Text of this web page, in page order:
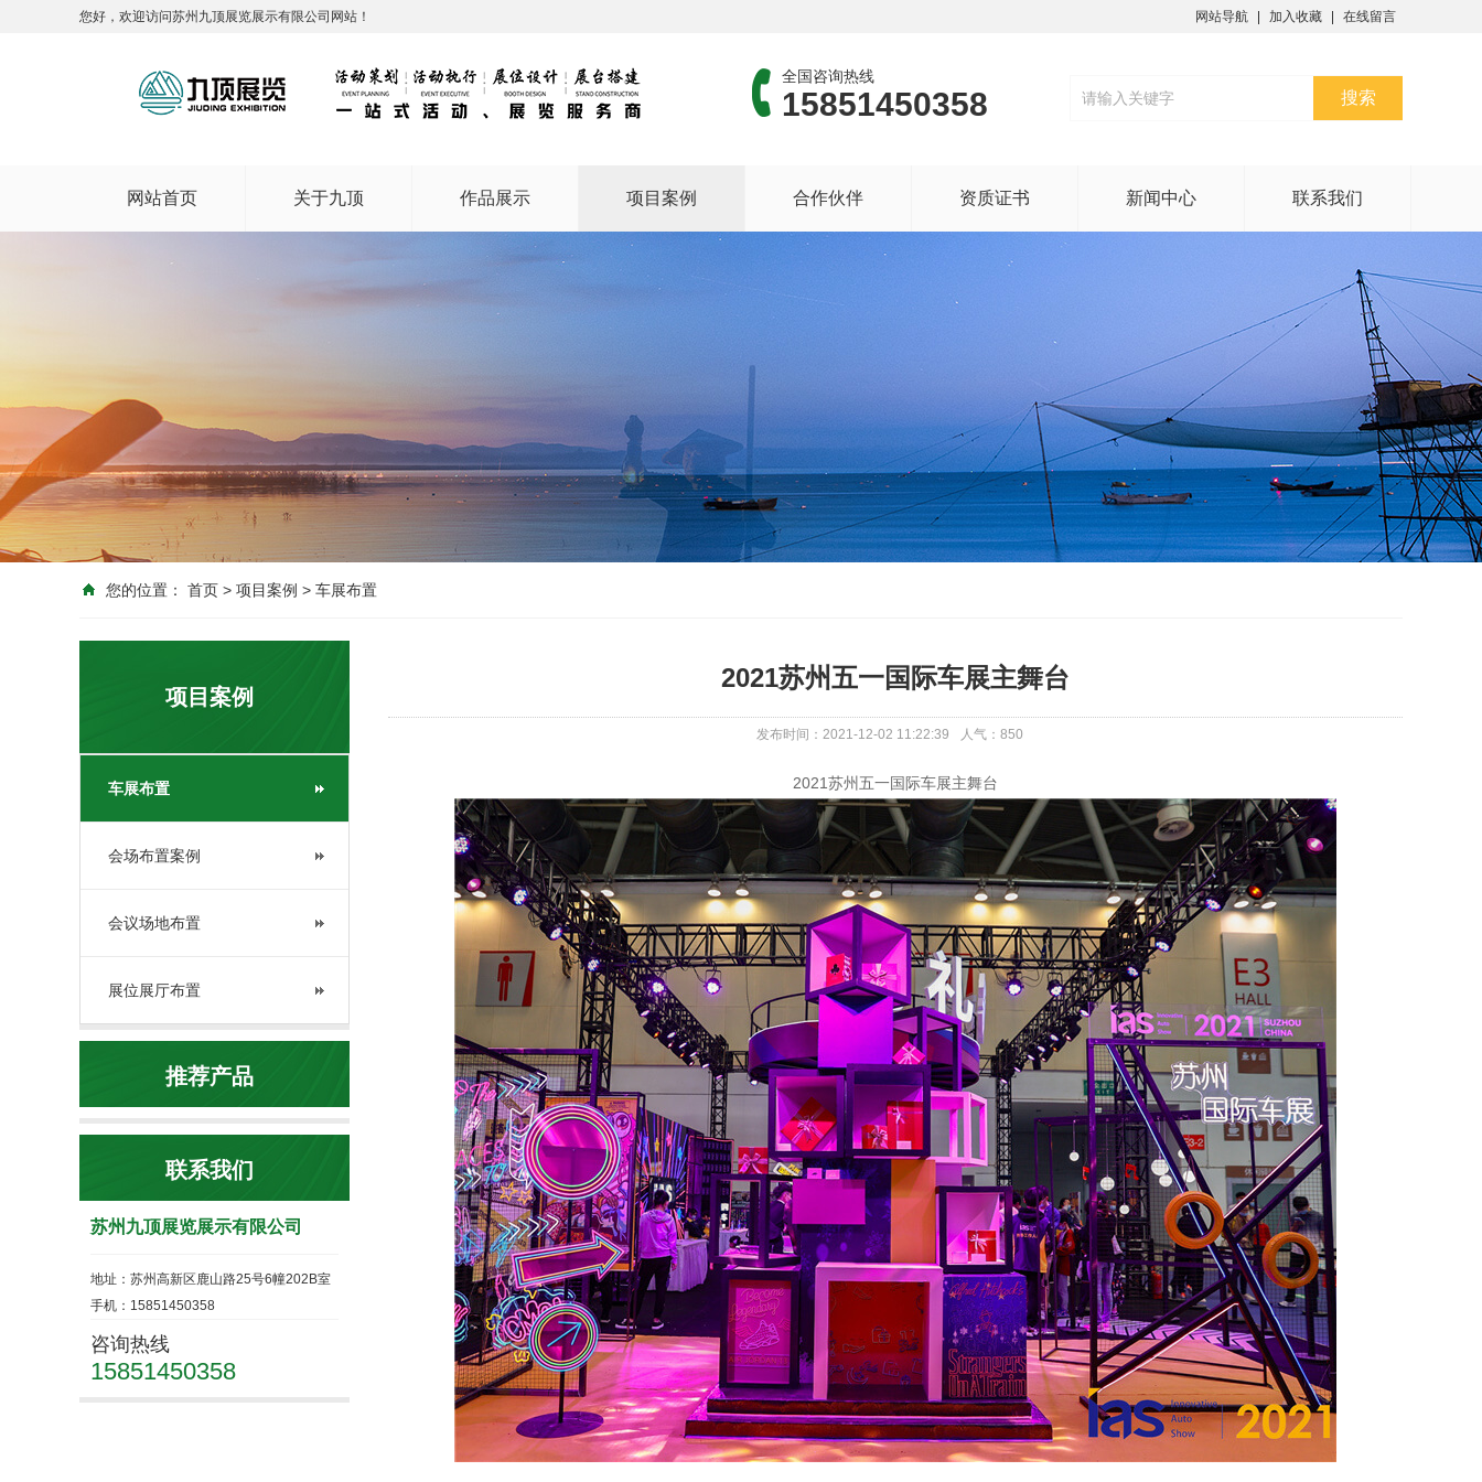
您好，欢迎访问苏州九顶展览展示有限公司网站！ 网站导航 加入收藏 在线留言
全国咨询热线
15851450358
网站首页 关于九顶 作品展示 项目案例 合作伙伴 资质证书 新闻中心 联系我们
您的位置： 首页 > 项目案例 > 车展布置
项目案例
车展布置
会场布置案例
会议场地布置
展位展厅布置
推荐产品
联系我们
苏州九顶展览展示有限公司
地址：苏州高新区鹿山路25号6幢202B室
手机：15851450358
咨询热线
15851450358
2021苏州五一国际车展主舞台
发布时间：2021-12-02 11:22:39 人气： 850
2021苏州五一国际车展主舞台